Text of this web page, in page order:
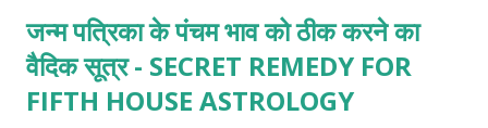
जन्म पत्रिका के पंचम भाव को ठीक करने का
वैदिक सूत्र - SECRET REMEDY FOR
FIFTH HOUSE ASTROLOGY